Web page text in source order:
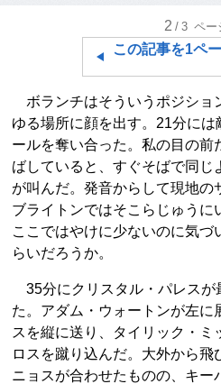
2 /3 ペー
この記事を1ペ
ボランチはそういうポジショ
ゆる場所に顔を出す。21分に
ールを奪い合った。私の目の前
ばしていると、すぐそばで同じ
が叫んだ。発音からして現地の
ブライトンではそこらじゅうに
ここではやけに少ないのに気づ
らいだろうか。
35分にクリスタル・パレスが
た。アダム・ウォートンが左に
スを縦に送り、タイリック・ミ
ロスを蹴り込んだ。大外から飛
ニョスが合わせたものの、キー